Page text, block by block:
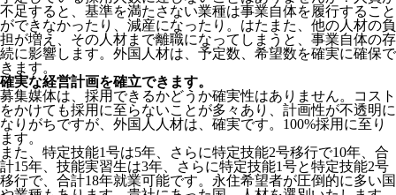
不足すると、基準を満たさない業種は事業自体を履行すること
ができなかったり、減産になったり。はたまた、他の人材の負
担が増え、その人材まで離職になってしまうと、事業自体の存
続に影響します。 外国人材は、予定数、希望数を確実に確保で
きます。
確実な経営計画を確立できます。
募集媒体は、採用できるかどうか確実性はありません。コスト
をかけても採用に至らないことが多々あり、計画性が不透明に
なりがちですが、外国人人材は、確実です。100%採用に至り
ます。
また、特定技能1号は5年、さらに特定技能2号移行で10年、合
計15年、技能実習生は3年、さらに特定技能1号と特定技能2号
移行で、合計18年就業可能です。永住希望者が圧倒的に多い国